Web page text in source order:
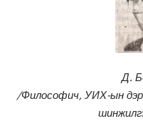
Д.
/Философич, УИХ-ын